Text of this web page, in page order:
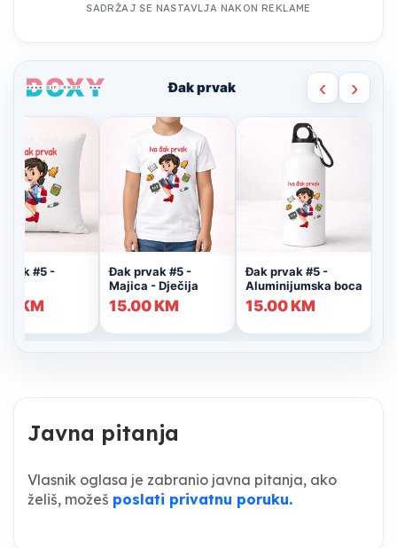
SADRŽAJ SE NASTAVLJA NAKON REKLAME
Javna pitanja
Vlasnik oglasa je zabranio javna pitanja, ako
želiš, možeš poslati privatnu poruku.